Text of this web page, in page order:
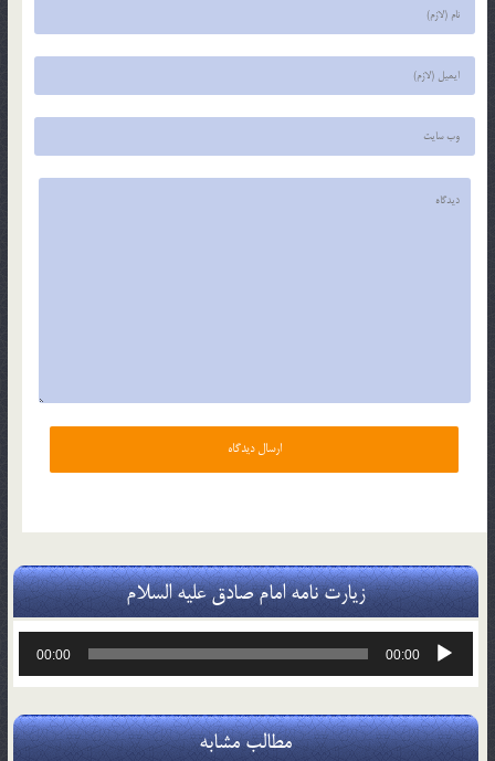
زیارت نامه امام صادق علیه السلام
پخش‌کننده
00:00
00:00
مطالب مشابه